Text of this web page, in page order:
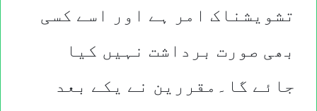
تشویشناک امر ہے اور اسے کسی
بھی صورت برداشت نہیں کیا
جائے گا۔مقررین نے یکے بعد